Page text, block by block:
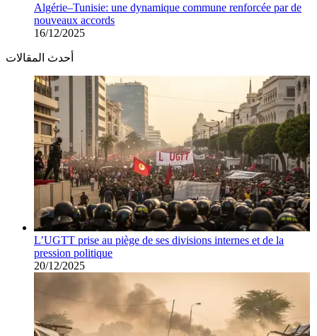
Algérie–Tunisie: une dynamique commune renforcée par de
nouveaux accords
16/12/2025
أحدث المقالات
L’UGTT prise au piège de ses divisions internes et de la
pression politique
20/12/2025